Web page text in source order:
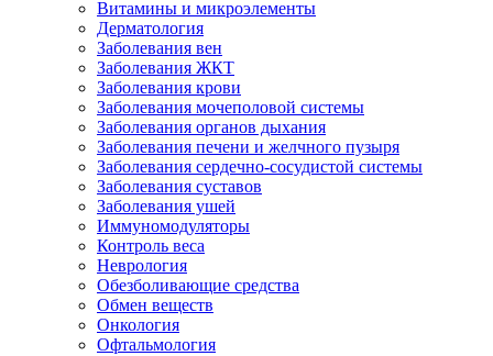
Витамины и микроэлементы
Дерматология
Заболевания вен
Заболевания ЖКТ
Заболевания крови
Заболевания мочеполовой системы
Заболевания органов дыхания
Заболевания печени и желчного пузыря
Заболевания сердечно-сосудистой системы
Заболевания суставов
Заболевания ушей
Иммуномодуляторы
Контроль веса
Неврология
Обезболивающие средства
Обмен веществ
Онкология
Офтальмология